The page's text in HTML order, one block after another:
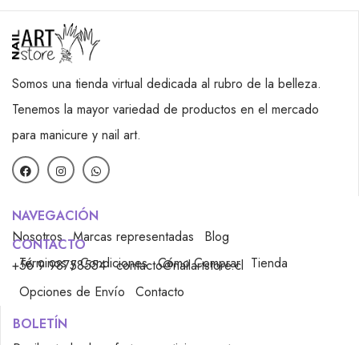
Somos una tienda virtual dedicada al rubro de la belleza.
Tenemos la mayor variedad de productos en el mercado
para manicure y nail art.
NAVEGACIÓN
Nosotros Marcas representadas
Blog
Términos y Condiciones Cómo Comprar Tienda
CONTACTO
+56 9 98758554 contacto@nailartstore.cl
Opciones de Envío
Contacto
BOLETÍN